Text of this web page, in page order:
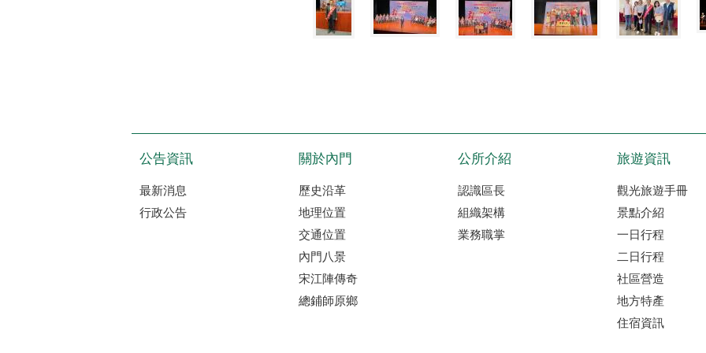
公告資訊
最新消息
行政公告
關於內門
歷史沿革
地理位置
交通位置
內門八景
宋江陣傳奇
總鋪師原鄉
公所介紹
認識區長
組織架構
業務職掌
旅遊資訊
觀光旅遊手冊
景點介紹
一日行程
二日行程
社區營造
地方特產
住宿資訊